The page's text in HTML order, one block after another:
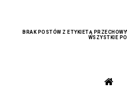
BRAK POSTÓW Z ETYKIETĄ
WSZYSTKIE